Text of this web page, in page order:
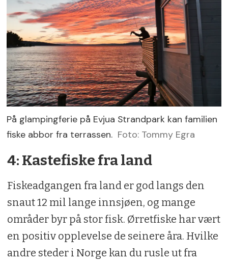
På glampingferie på Evjua Strandpark kan familien
fiske abbor fra terrassen. Foto: Tommy Egra
4: Kastefiske fra land
Fiskeadgangen fra land er god langs den
snaut 12 mil lange innsjøen, og mange
områder byr på stor fisk. Ørretfiske har vært
en positiv opplevelse de seinere åra. Hvilke
andre steder i Norge kan du rusle ut fra